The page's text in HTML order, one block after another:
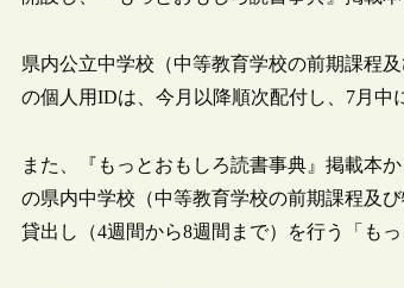
県内公立中学校（中等教育学校の前期課程
の個人用IDは、今月以降順次配付し、7月中
また、『もっとおもしろ読書事典』掲載本
の県内中学校（中等教育学校の前期課程及
貸出し（4週間から8週間まで）を行う「も